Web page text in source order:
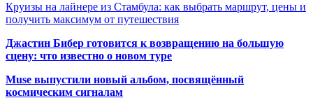
Круизы на лайнере из Стамбула: как выбрать маршрут, цены и
получить максимум от путешествия
Джастин Бибер готовится к возвращению на большую
сцену: что известно о новом туре
Muse выпустили новый альбом, посвящённый
космическим сигналам